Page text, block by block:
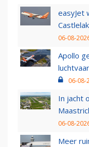
easyJet
06-08-
Apollo
06-08-
In jacht
06-08-
Meer